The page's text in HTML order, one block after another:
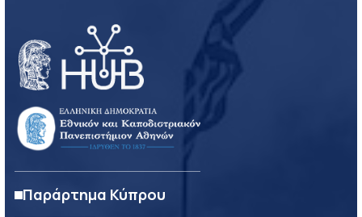
Παράρτημα Κύπρου